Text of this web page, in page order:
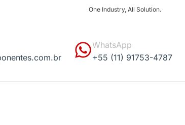
One Industry, All Solution.
WhatsApp
+55 (11) 91753-4787